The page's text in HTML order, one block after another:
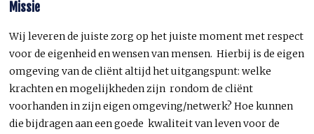
Missie
Wij leveren de juiste zorg op het juiste moment met respect
voor de eigenheid en wensen van mensen. Hierbij is de eigen
omgeving van de cliënt altijd het uitgangspunt: welke
krachten en mogelijkheden zijn rondom de cliënt
voorhanden in zijn eigen omgeving/netwerk? Hoe kunnen
die bijdragen aan een goede kwaliteit van leven voor de